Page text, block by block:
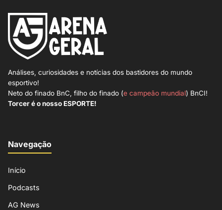
Análises, curiosidades e notícias dos bastidores do mundo
esportivo!
Neto do finado BnC, filho do finado (e campeão mundial) BnCI!
Torcer é o nosso ESPORTE!
Navegação
Início
Podcasts
AG News